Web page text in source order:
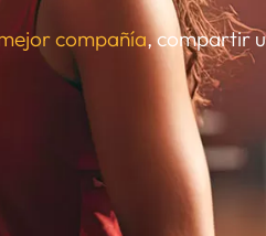
compañía, compartir